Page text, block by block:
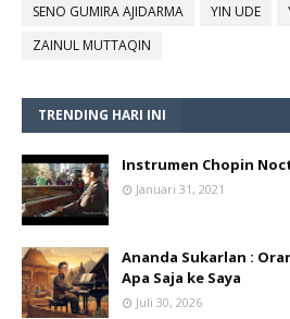
SENO GUMIRA AJIDARMA
YIN UDE
ZAINUL MUTTAQIN
TRENDING HARI INI
Instrumen Chopin
Januari 31, 2021
Ananda Sukarlan :
Apa Saja ke Saya
Juli 30, 2026